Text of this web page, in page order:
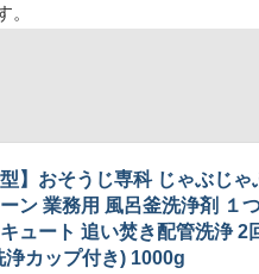
。
型】おそうじ専科 じゃぶじゃ
ン 業務用 風呂釜洗浄剤 １
ュート 追い焚き配管洗浄 2
浄カップ付き) 1000g